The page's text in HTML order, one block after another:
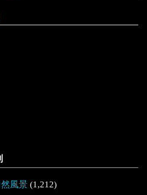
風景 (1,212)